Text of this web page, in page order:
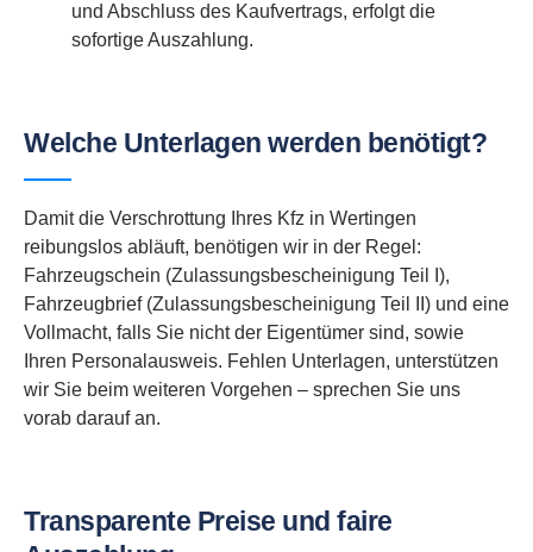
und Abschluss des Kaufvertrags, erfolgt die
sofortige Auszahlung.
Welche Unterlagen werden benötigt?
Damit die Verschrottung Ihres Kfz in Wertingen
reibungslos abläuft, benötigen wir in der Regel:
Fahrzeugschein (Zulassungsbescheinigung Teil I),
Fahrzeugbrief (Zulassungsbescheinigung Teil II) und eine
Vollmacht, falls Sie nicht der Eigentümer sind, sowie
Ihren Personalausweis. Fehlen Unterlagen, unterstützen
wir Sie beim weiteren Vorgehen – sprechen Sie uns
vorab darauf an.
Transparente Preise und faire